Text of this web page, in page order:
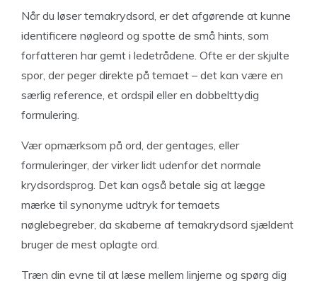
Når du løser temakrydsord, er det afgørende at kunne
identificere nøgleord og spotte de små hints, som
forfatteren har gemt i ledetrådene. Ofte er der skjulte
spor, der peger direkte på temaet – det kan være en
særlig reference, et ordspil eller en dobbelttydig
formulering.
Vær opmærksom på ord, der gentages, eller
formuleringer, der virker lidt udenfor det normale
krydsordsprog. Det kan også betale sig at lægge
mærke til synonyme udtryk for temaets
nøglebegreber, da skaberne af temakrydsord sjældent
bruger de mest oplagte ord.
Træn din evne til at læse mellem linjerne og spørg dig